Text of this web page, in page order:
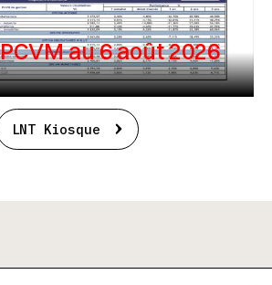
au 6 août 2026
LNT Kiosque